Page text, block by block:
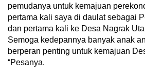
pemudanya untuk kemajuan
pertama kali saya di daulat sebagai
dan pertama kali ke Desa Nagrak
Semoga kedepannya banyak anak
berperan penting untuk kemajuan
“Pesanya.